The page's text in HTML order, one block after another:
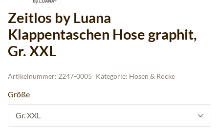
Zeitlos by Luana
Klappentaschen Hose graphit,
Gr. XXL
Artikelnummer: 2247-0005 Kategorie: Hosen & Röcke
Größe
Gr. XXL